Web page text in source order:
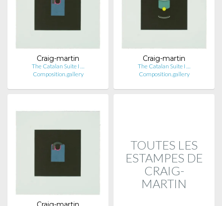
Craig-martin
The Catalan Suite I …
Composition.gallery
Craig-martin
The Catalan Suite I …
Composition.gallery
TOUTES LES
ESTAMPES DE
CRAIG-
MARTIN